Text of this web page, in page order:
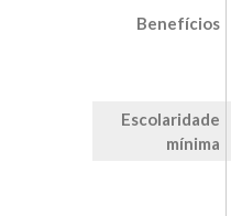
Benefícios
Escolaridade
mínima